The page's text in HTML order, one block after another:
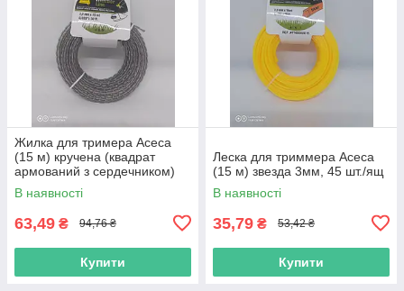
Жилка для тримера Асеса
(15 м) кручена (квадрат
армований з сердечником)
3мм, (сіра) 45 шт./ящ 38315
В наявності
63,49 ₴ 94,76 ₴
Купити
Леска для триммера Асеса
(15 м) звезда 3мм, 45 шт./ящ
В наявності
35,79 ₴ 53,42 ₴
Купити